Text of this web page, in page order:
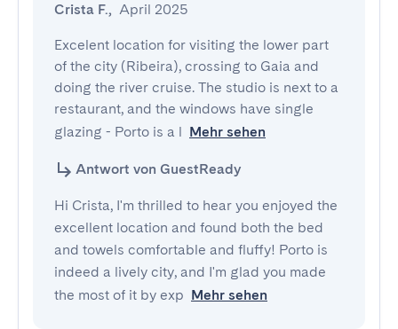
Crista F., April 2025
Excelent location for visiting the lower part
of the city (Ribeira), crossing to Gaia and
doing the river cruise. The studio is next to a
restaurant, and the windows have single
glazing - Porto is a l Mehr sehen
Antwort von GuestReady
Hi Crista, I'm thrilled to hear you enjoyed the
excellent location and found both the bed
and towels comfortable and fluffy! Porto is
indeed a lively city, and I'm glad you made
the most of it by exp Mehr sehen